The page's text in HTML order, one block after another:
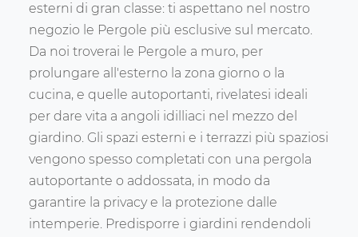
esterni di gran classe: ti aspettano nel nostro
negozio le Pergole più esclusive sul mercato.
Da noi troverai le Pergole a muro, per
prolungare all'esterno la zona giorno o la
cucina, e quelle autoportanti, rivelatesi ideali
per dare vita a angoli idilliaci nel mezzo del
giardino. Gli spazi esterni e i terrazzi più spaziosi
vengono spesso completati con una pergola
autoportante o addossata, in modo da
garantire la privacy e la protezione dalle
intemperie. Predisporre i giardini rendendoli